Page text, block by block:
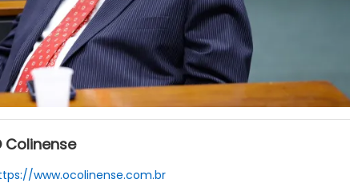
Colinense
www.ocolinense.com.br